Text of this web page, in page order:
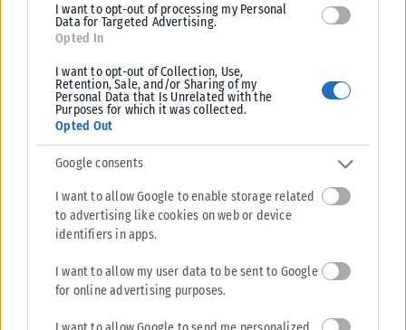
I want to opt-out of processing my Personal
Data for Targeted Advertising.
Opted In
I want to opt-out of Collection, Use,
Retention, Sale, and/or Sharing of my
Personal Data that Is Unrelated with the
Purposes for which it was collected.
Opted Out
Google consents
I want to allow Google to enable storage related
to advertising like cookies on web or device
identifiers in apps.
I want to allow my user data to be sent to Google
for online advertising purposes.
κακοποίηση
Σχετικά Άρθρα